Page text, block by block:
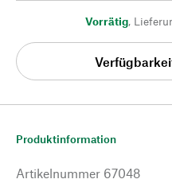
Vorrätig,
Produktinformation
Artikelnummer 67048